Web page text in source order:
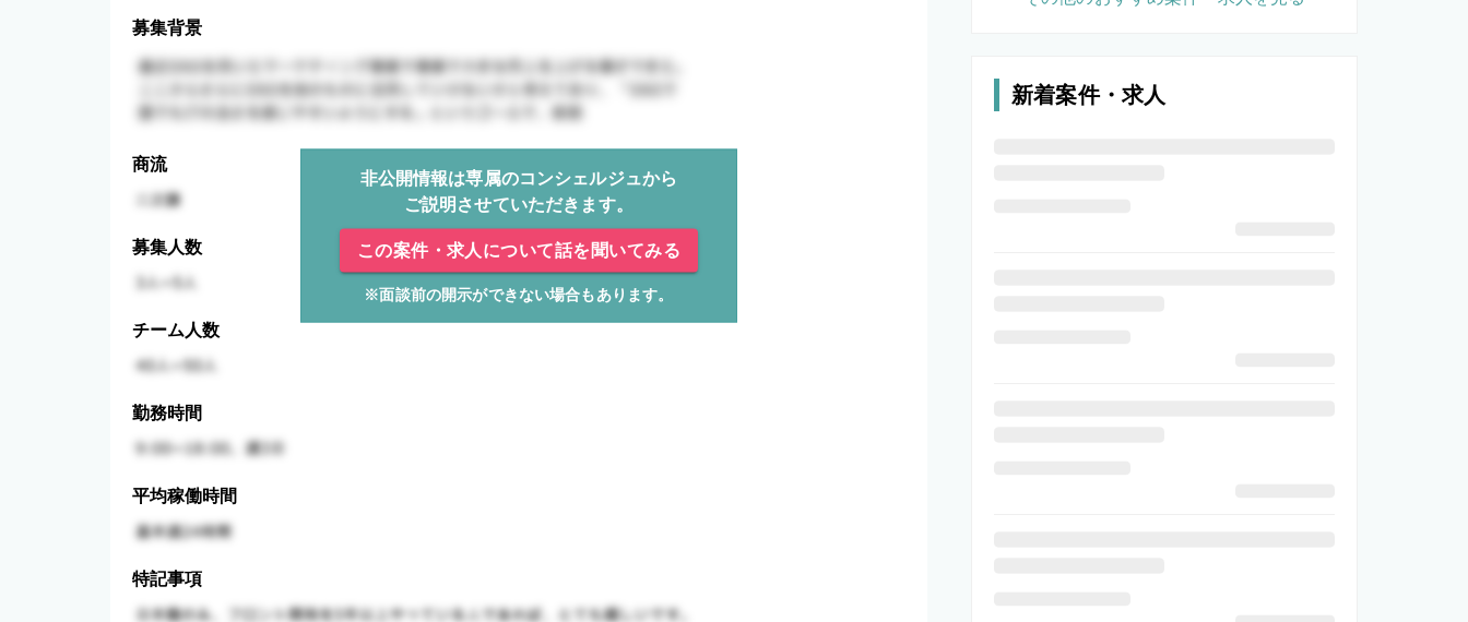
募集背景
商流
非公開情報は専属のコンシェルジュから
ご説明させていただきます。
この案件・求人について話を聞いてみる
※面談前の開示ができない場合もあります。
募集人数
チーム人数
勤務時間
平均稼働時間
特記事項
新着案件・求人